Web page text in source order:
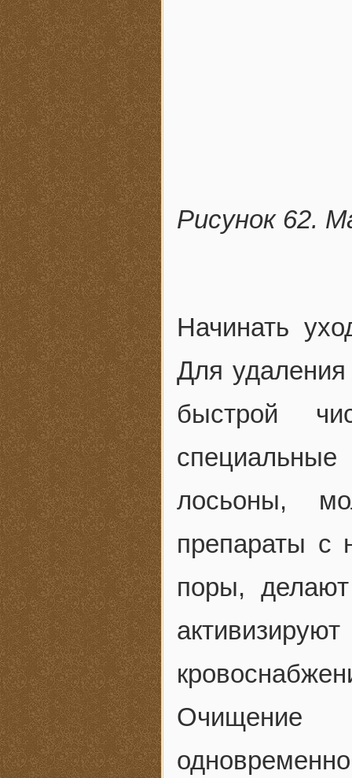
Рисунок 62.
Начинать
Для удаления
быстрой
лосьоны,
препараты с
поры,
Очищение